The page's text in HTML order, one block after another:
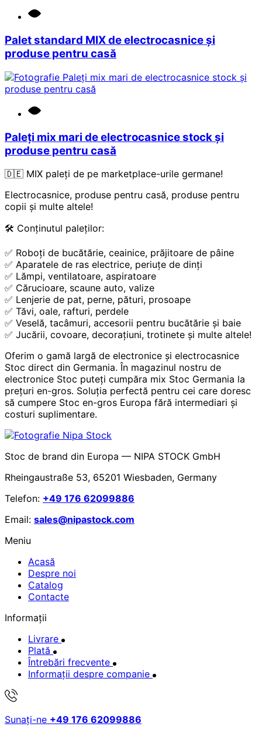
Palet standard MIX de electrocasnice și
produse pentru casă
Paleți mix mari de electrocasnice stock și
produse pentru casă
🇩🇪 MIX paleți de pe marketplace-urile germane!
Electrocasnice, produse pentru casă, produse pentru
copii și multe altele!
🛠️ Conținutul paleților:
✅ Roboți de bucătărie, ceainice, prăjitoare de pâine
✅ Aparatele de ras electrice, periuțe de dinți
✅ Lămpi, ventilatoare, aspiratoare
✅ Cărucioare, scaune auto, valize
✅ Lenjerie de pat, perne, pături, prosoape
✅ Tăvi, oale, rafturi, perdele
✅ Veselă, tacâmuri, accesorii pentru bucătărie și baie
✅ Jucării, covoare, decorațiuni, trotinete și multe altele!
Oferim o gamă largă de electronice și electrocasnice
Stoc direct din Germania. În magazinul nostru de
electronice Stoc puteți cumpăra mix Stoc Germania la
prețuri en-gros. Soluția perfectă pentru cei care doresc
să cumpere Stoc en-gros Europa fără intermediari și
costuri suplimentare.
Stoc de brand din Europa — NIPA STOCK GmbH
Rheingaustraße 53, 65201 Wiesbaden, Germany
Telefon: +49 176 62099886
Email: sales@nipastock.com
Meniu
Acasă
Despre noi
Catalog
Contacte
Informații
Livrare
Plată
Întrebări frecvente
Informații despre companie
Sunați-ne +49 176 62099886